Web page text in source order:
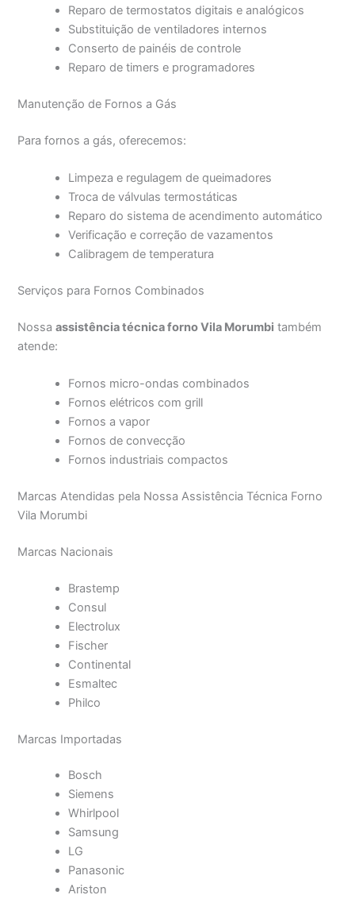
Reparo de termostatos digitais e analógicos
Substituição de ventiladores internos
Conserto de painéis de controle
Reparo de timers e programadores
Manutenção de Fornos a Gás
Para fornos a gás, oferecemos:
Limpeza e regulagem de queimadores
Troca de válvulas termostáticas
Reparo do sistema de acendimento automático
Verificação e correção de vazamentos
Calibragem de temperatura
Serviços para Fornos Combinados
Nossaassistência técnica forno Vila Morumbi também
atende:
Fornos micro-ondas combinados
Fornos elétricos com grill
Fornos a vapor
Fornos de convecção
Fornos industriais compactos
Marcas Atendidas pela Nossa Assistência Técnica Forno
Vila Morumbi
Marcas Nacionais
Brastemp
Consul
Electrolux
Fischer
Continental
Esmaltec
Philco
Marcas Importadas
Bosch
Siemens
Whirlpool
Samsung
LG
Panasonic
Ariston